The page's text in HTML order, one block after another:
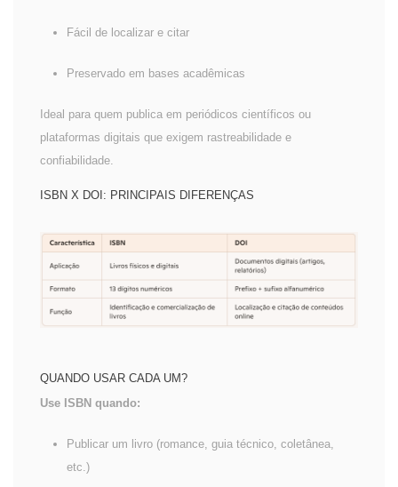
Fácil de localizar e citar
Preservado em bases acadêmicas
Ideal para quem publica em periódicos científicos ou
plataformas digitais que exigem rastreabilidade e
confiabilidade.
ISBN X DOI: PRINCIPAIS DIFERENÇAS
QUANDO USAR CADA UM?
Use ISBN quando:
Publicar um livro (romance, guia técnico, coletânea,
etc.)